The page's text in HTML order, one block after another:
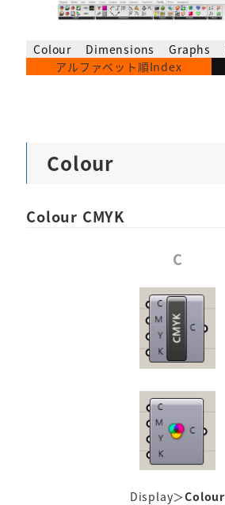
Colour Dimensions Graphs
アルファベット順Index
Colour
Colour CMYK
C
Display＞Colour